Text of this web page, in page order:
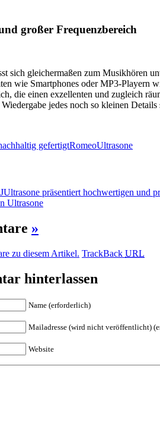
großer Frequenzbereich
sich gleichermaßen zum Musikhören
wie Smartphones oder MP3-Playern
die einen exzellenten und zugleich
jedes noch so kleinen
gefertigtRomeoUltrasone
Ultrasone präsentiert hochwertigen und
Ultrasone
»
zu diesem Artikel. TrackBack URL
hinterlassen
Name (erforderlich)
Mailadresse (wird nicht veröffentlicht)
Website